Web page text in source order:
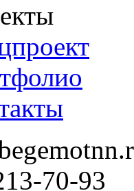
70-93